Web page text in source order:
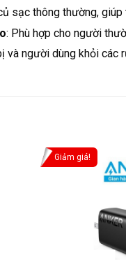
sạc thông thường,
: Phù hợp cho người
và người dùng khỏi các
Giảm giá!